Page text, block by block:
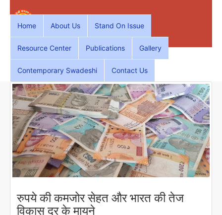
Home About Us Stand On Issue
Resource Center Publications Gallery
Contemporary Swadeshi Contact Us
रुपये की कमजोर सेहत और भारत की तेज
विकास दर के मायने